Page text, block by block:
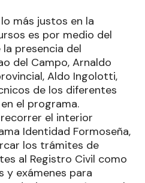
más justos en la
es por medio del
la presencia del
del Campo, Arnaldo
Aldo Ingolotti,
de los diferentes
el programa.
el interior
Identidad Formoseña,
los trámites de
al Registro Civil como
y exámenes para